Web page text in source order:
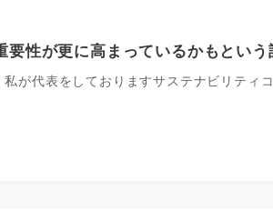
要性が更に高まっているかもという
が代表をしておりますサステナビリティ